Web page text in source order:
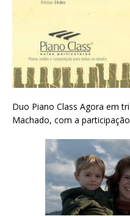
Duo Piano Class Agora em
Machado, com a